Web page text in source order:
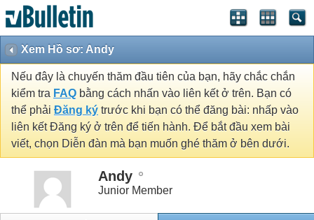
Xem Hồ sơ: Andy
Nếu đây là chuyến thăm đầu tiên của bạn, hãy chắc chắn
kiểm tra FAQ bằng cách nhấn vào liên kết ở trên. Bạn có
thể phải Đăng ký trước khi bạn có thể đăng bài: nhấp vào
liên kết Đăng ký ở trên để tiến hành. Để bắt đầu xem bài
viết, chọn Diễn đàn mà bạn muốn ghé thăm ở bên dưới.
Andy
Junior Member